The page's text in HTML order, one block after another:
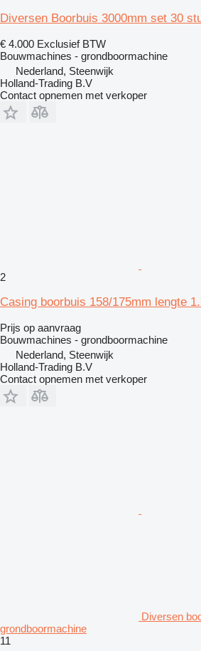
Diversen Boorbuis 3000mm set 30
€ 4.000 Exclusief BTW
Bouwmachines - grondboormachine
Nederland, Steenwijk
Holland-Trading B.V
Contact opnemen met verkoper
2
Casing boorbuis 158/175mm lengte
Prijs op aanvraag
Bouwmachines - grondboormachine
Nederland, Steenwijk
Holland-Trading B.V
Contact opnemen met verkoper
Diversen
grondboormachine
11